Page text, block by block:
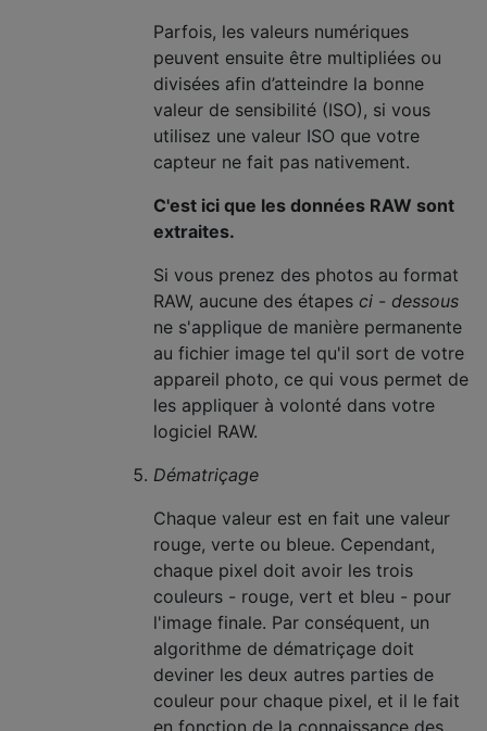
Parfois, les valeurs numériques
peuvent ensuite être multipliées ou
divisées afin d’atteindre la bonne
valeur de sensibilité (ISO), si vous
utilisez une valeur ISO que votre
capteur ne fait pas nativement.
C'est ici que les données RAW sont
extraites.
Si vous prenez des photos au format
RAW, aucune des étapes ci - dessous
ne s'applique de manière permanente
au fichier image tel qu'il sort de votre
appareil photo, ce qui vous permet de
les appliquer à volonté dans votre
logiciel RAW.
Dématriçage
Chaque valeur est en fait une valeur
rouge, verte ou bleue. Cependant,
chaque pixel doit avoir les trois
couleurs - rouge, vert et bleu - pour
l'image finale. Par conséquent, un
algorithme de dématriçage doit
deviner les deux autres parties de
couleur pour chaque pixel, et il le fait
en fonction de la connaissance des